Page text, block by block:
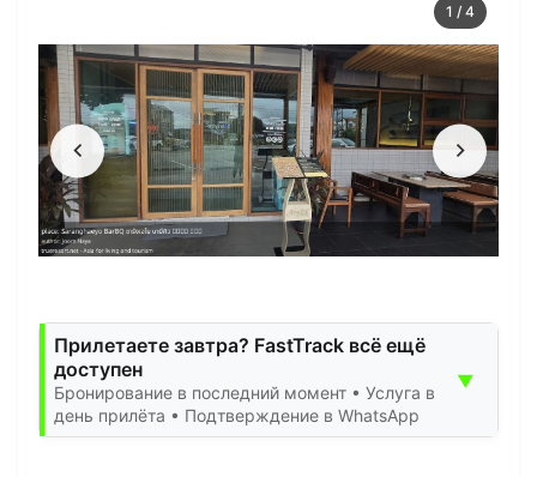
1 / 4
Прилетаете завтра? FastTrack всё ещё
доступен
Бронирование в последний момент • Услуга в
день прилёта • Подтверждение в WhatsApp
▼